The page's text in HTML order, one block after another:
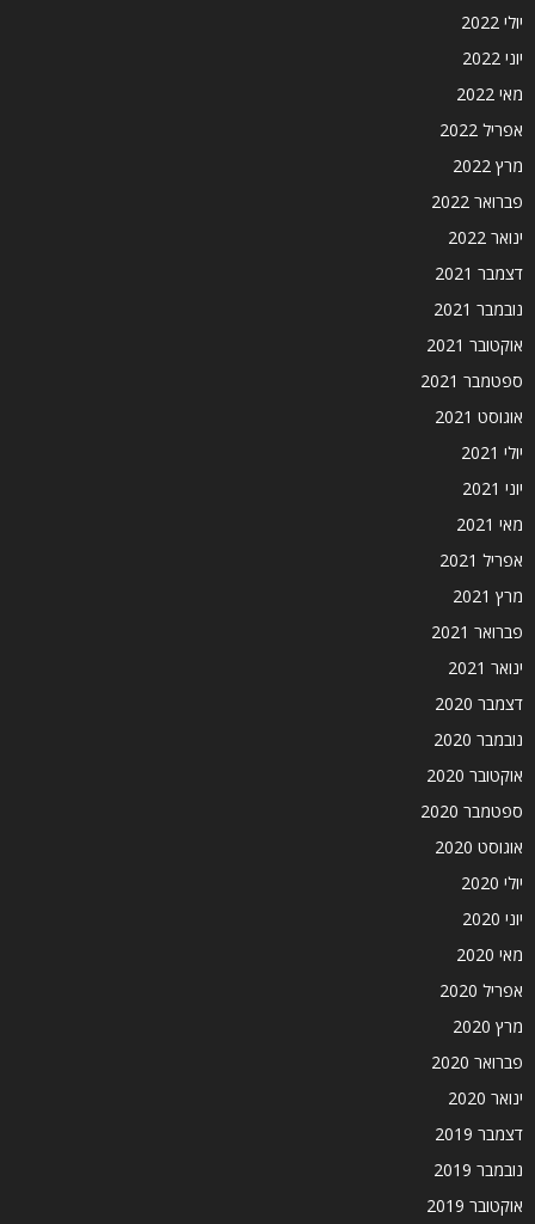
יולי 2022
יוני 2022
מאי 2022
אפריל 2022
מרץ 2022
פברואר 2022
ינואר 2022
דצמבר 2021
נובמבר 2021
אוקטובר 2021
ספטמבר 2021
אוגוסט 2021
יולי 2021
יוני 2021
מאי 2021
אפריל 2021
מרץ 2021
פברואר 2021
ינואר 2021
דצמבר 2020
נובמבר 2020
אוקטובר 2020
ספטמבר 2020
אוגוסט 2020
יולי 2020
יוני 2020
מאי 2020
אפריל 2020
מרץ 2020
פברואר 2020
ינואר 2020
דצמבר 2019
נובמבר 2019
אוקטובר 2019